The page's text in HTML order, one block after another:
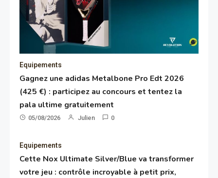
Equipements
Gagnez une adidas Metalbone Pro Edt 2026
(425 €) : participez au concours et tentez la
pala ultime gratuitement
05/08/2026 Julien 0
Equipements
Cette Nox Ultimate Silver/Blue va transformer
votre jeu : contrôle incroyable à petit prix,